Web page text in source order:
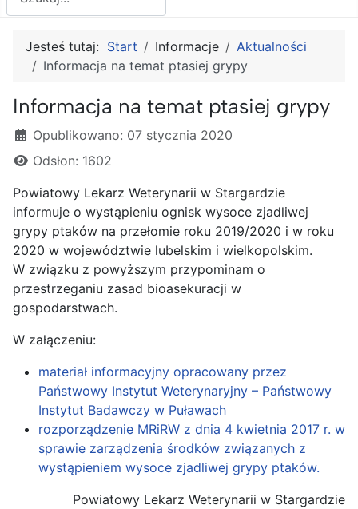
Jesteś tutaj: Start Informacje
Aktualności
Informacja na temat ptasiej grypy
Informacja na temat ptasiej grypy
Szczegóły
Opublikowano: 07 stycznia 2020
Odsłon: 1602
Powiatowy Lekarz Weterynarii w Stargardzie
informuje o wystąpieniu ognisk wysoce zjadliwej
grypy ptaków na przełomie roku 2019/2020 i w roku
2020 w województwie lubelskim i wielkopolskim.
W związku z powyższym przypominam o
przestrzeganiu zasad bioasekuracji w
gospodarstwach.
W załączeniu:
materiał informacyjny opracowany przez
Państwowy Instytut Weterynaryjny – Państwowy
Instytut Badawczy w Puławach
rozporządzenie MRiRW z dnia 4 kwietnia 2017 r. w
sprawie zarządzenia środków związanych z
wystąpieniem wysoce zjadliwej grypy ptaków.
Powiatowy Lekarz Weterynarii w Stargardzie